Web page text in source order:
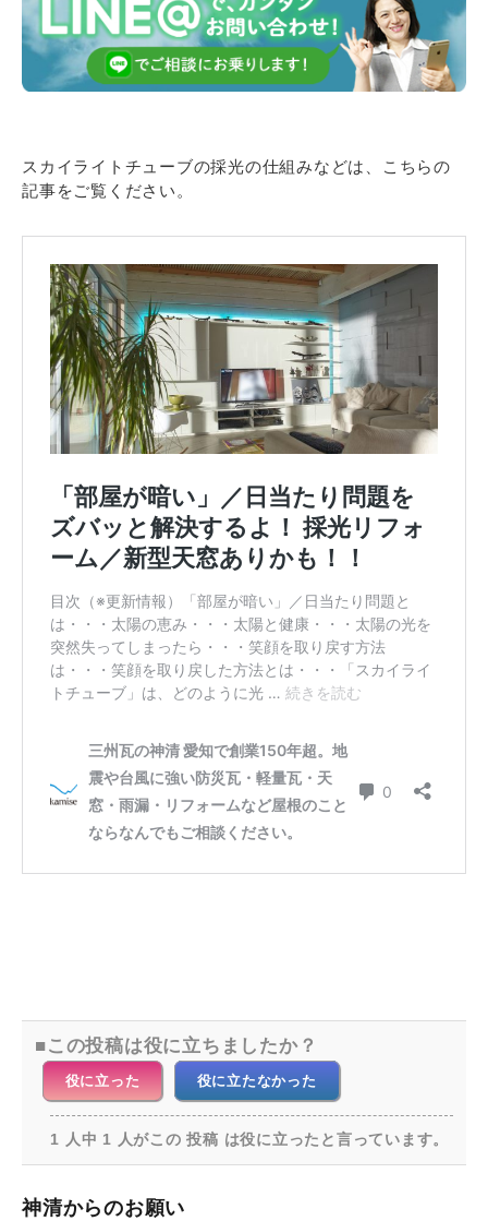
スカイライトチューブの採光の仕組みなどは、こちらの
記事をご覧ください。
この投稿は役に立ちましたか？
役に立った 役に立たなかった
1 人中 1 人がこの 投稿 は役に立ったと言っています。
神清からのお願い